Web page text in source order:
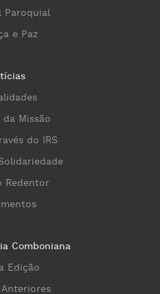
Paroquial
e Paz
Missão
do IRS
Redentor
Comboniana
Edição